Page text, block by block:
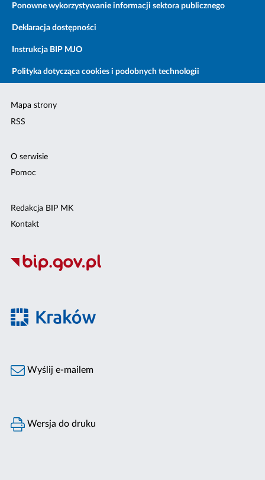
Ponowne wykorzystywanie informacji sektora publicznego
Deklaracja dostępności
Instrukcja BIP MJO
Polityka dotycząca cookies i podobnych technologii
Mapa strony
RSS
O serwisie
Pomoc
Redakcja BIP MK
Kontakt
Wyślij e-mailem
Wersja do druku